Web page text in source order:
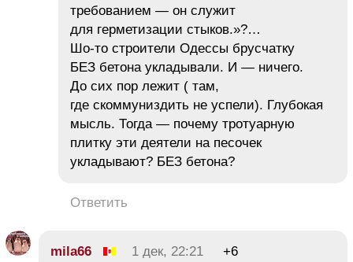
требованием — он служит
для герметизации стыков.»?…
Шо-то строители Одессы брусчатку
БЕЗ бетона укладывали. И — ничего.
До сих пор лежит ( там,
где скоммуниздить не успели). Глубокая
мысль. Тогда — почему тротуарную
плитку эти деятели на песочек
укладывают? БЕЗ бетона?
Ответить
mila66 1 дек, 22:21
+6